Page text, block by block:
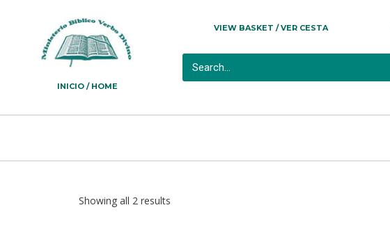
INICIO / HOME
VIEW BASKET / VER CESTA
Showing all 2 results